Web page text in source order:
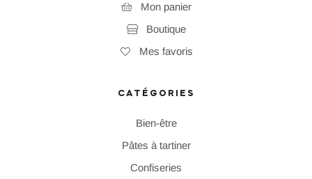
Mon panier
Boutique
Mes favoris
CATÉGORIES
Bien-être
Pâtes à tartiner
Confiseries